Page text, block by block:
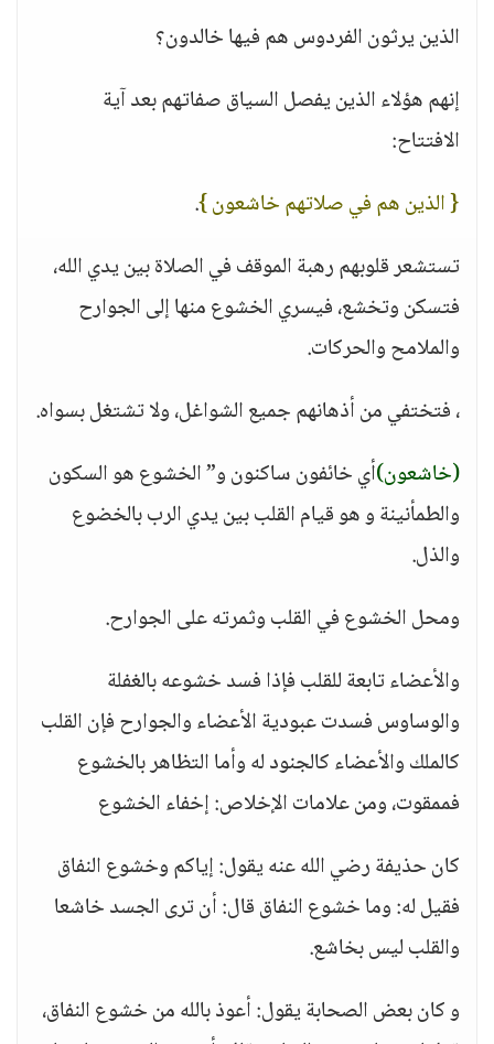
الذين يرثون الفردوس هم فيها خالدون؟
إنهم هؤلاء الذين يفصل السياق صفاتهم بعد آية
الافتتاح:
{ الذين هم في صلاتهم خاشعون }.
تستشعر قلوبهم رهبة الموقف في الصلاة بين يدي الله،
فتسكن وتخشع، فيسري الخشوع منها إلى الجوارح
والملامح والحركات.
، فتختفي من أذهانهم جميع الشواغل، ولا تشتغل بسواه.
(خاشعون)أي خائفون ساكنون و” الخشوع هو السكون
والطمأنينة و هو قيام القلب بين يدي الرب بالخضوع
والذل.
ومحل الخشوع في القلب وثمرته على الجوارح.
والأعضاء تابعة للقلب فإذا فسد خشوعه بالغفلة
والوساوس فسدت عبودية الأعضاء والجوارح فإن القلب
كالملك والأعضاء كالجنود له وأما التظاهر بالخشوع
فممقوت، ومن علامات الإخلاص: إخفاء الخشوع
كان حذيفة رضي الله عنه يقول: إياكم وخشوع النفاق
فقيل له: وما خشوع النفاق قال: أن ترى الجسد خاشعا
والقلب ليس بخاشع.
و كان بعض الصحابة يقول: أعوذ بالله من خشوع النفاق،